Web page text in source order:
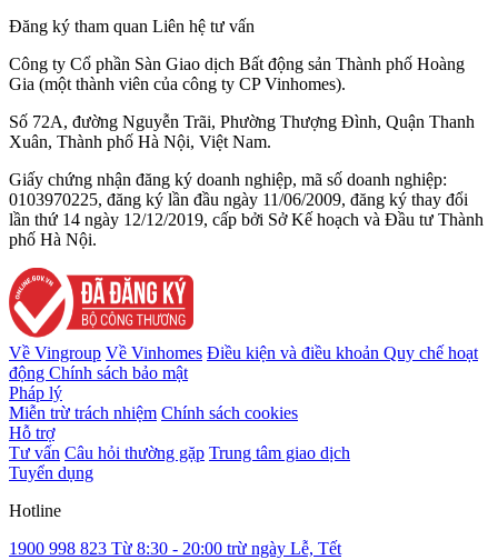
Đăng ký tham quan Liên hệ tư vấn
Công ty Cổ phần Sàn Giao dịch Bất động sản Thành phố Hoàng
Gia (một thành viên của công ty CP Vinhomes).
Số 72A, đường Nguyễn Trãi, Phường Thượng Đình, Quận Thanh
Xuân, Thành phố Hà Nội, Việt Nam.
Giấy chứng nhận đăng ký doanh nghiệp, mã số doanh nghiệp:
0103970225, đăng ký lần đầu ngày 11/06/2009, đăng ký thay đổi
lần thứ 14 ngày 12/12/2019, cấp bởi Sở Kế hoạch và Đầu tư Thành
phố Hà Nội.
Về Vingroup Về Vinhomes Điều kiện và điều khoản Quy chế hoạt
động Chính sách bảo mật
Pháp lý
Miễn trừ trách nhiệm Chính sách cookies
Hỗ trợ
Tư vấn Câu hỏi thường gặp Trung tâm giao dịch
Tuyển dụng
Hotline
1900 998 823 Từ 8:30 - 20:00 trừ ngày Lễ, Tết